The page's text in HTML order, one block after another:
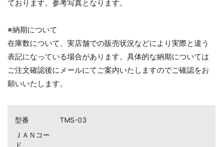
ております。参考写真となります。
※納期について
在庫数について、実店舗での販売状況などにより実際と違う
表記になっている場合があります。具体的な納期については
ご注文確認後にメールにてご案内いたしますのでご確認をお
願いいたします。
型番
TMS-03
ＪＡＮコー
ド